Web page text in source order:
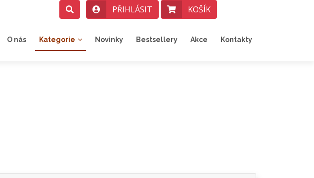
PŘIHLÁSIT KOŠÍK
O nás Kategorie Novinky Bestsellery Akce Kontakty